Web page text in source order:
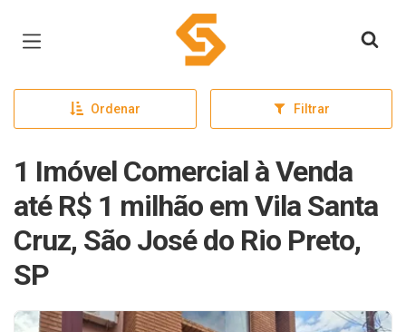
Página inicial
Ordenar Filtrar
1 Imóvel Comercial à Venda
até R$ 1 milhão em Vila Santa
Cruz, São José do Rio Preto,
SP